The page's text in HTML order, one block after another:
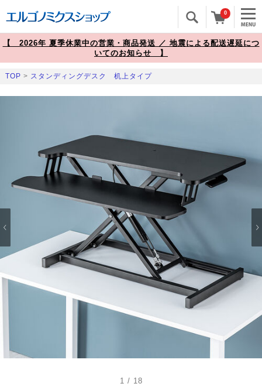
0
【 2026年 夏季休業中の営業・商品発送 ／ 地震による配送遅延につ
いてのお知らせ 】
TOP > スタンディングデスク 机上タイプ
1 / 18